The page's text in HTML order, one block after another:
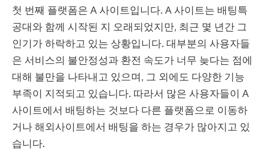
첫 번째 플랫폼은 A 사이트입니다. A 사이트는 배팅특
공대와 함께 시작된 지 오래되었지만, 최근 몇 년간 그
인기가 하락하고 있는 상황입니다. 대부분의 사용자들
은 서비스의 불안정성과 환전 속도가 너무 늦다는 점에
대해 불만을 나타내고 있으며, 그 외에도 다양한 기능
부족이 지적되고 있습니다. 따라서 많은 사용자들이 A
사이트에서 배팅하는 것보다 다른 플랫폼으로 이동하
거나 해외사이트에서 배팅을 하는 경우가 많아지고 있
습니다.